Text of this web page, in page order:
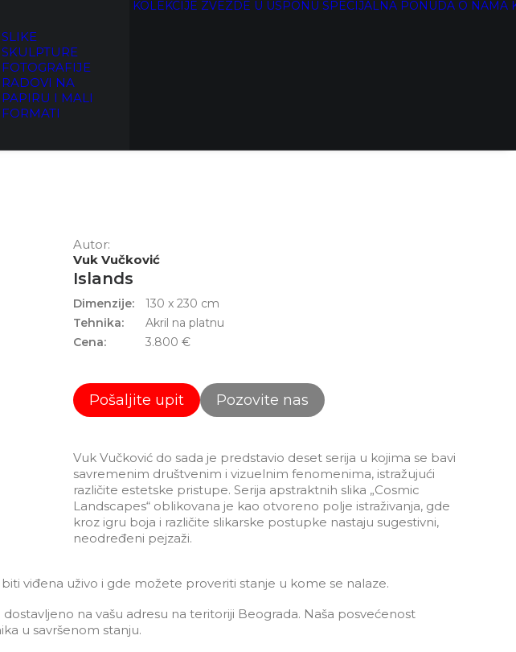
SLIKE
SKULPTURE
FOTOGRAFIJE
RADOVI NA
PAPIRU I MALI
FORMATI
KOLEKCIJE ZVEZDE U USPONU SPECIJALNA PONUDA O NAMA
Autor:
Vuk Vučković
Islands
Dimenzije:
130 x 230 cm
Tehnika:
Akril na platnu
Cena:
3.800 €
Pošaljite upit Pozovite nas
Vuk Vučković do sada je predstavio deset serija u kojima se bavi
savremenim društvenim i vizuelnim fenomenima, istražujući
različite estetske pristupe. Serija apstraktnih slika „Cosmic
Landscapes“ oblikovana je kao otvoreno polje istraživanja, gde
kroz igru boja i različite slikarske postupke nastaju sugestivni,
neodređeni pejzaži.
viđena uživo i gde možete proveriti stanje u kome se nalaze.
na vašu adresu na teritoriji Beograda. Naša posvećenost
u savršenom stanju.